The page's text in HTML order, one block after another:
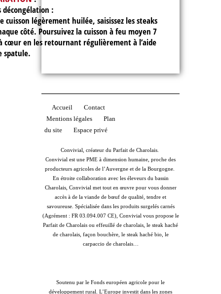
décongélation :
légèrement huilée, saisissez les steaks
côté. Poursuivez la cuisson à feu moyen 7
cœur en les retournant régulièrement à l’aide
spatule.
Accueil
Contact
Mentions légales
Plan
du site
Espace privé
Convivial, créateur du Parfait de Charolais.
Convivial est une PME à dimension humaine, proche des
producteurs agricoles de l’Auvergne et de la Bourgogne.
En étroite collaboration avec les éleveurs du bassin
Charolais, Convivial met tout en œuvre pour vous donner
accès à de la viande de bœuf de qualité, tendre et
savoureuse. Spécialisée dans les produits surgelés carnés
(Agrément : FR 03.094.007 CE), Convivial vous propose le
Parfait de Charolais ou effeuillé de charolais, le steak haché
de charolais, façon bouchère, le steak haché bio, le
carpaccio de charolais…
Soutenu par le Fonds européen agricole pour le
développement rural. L’Europe investit dans les zones